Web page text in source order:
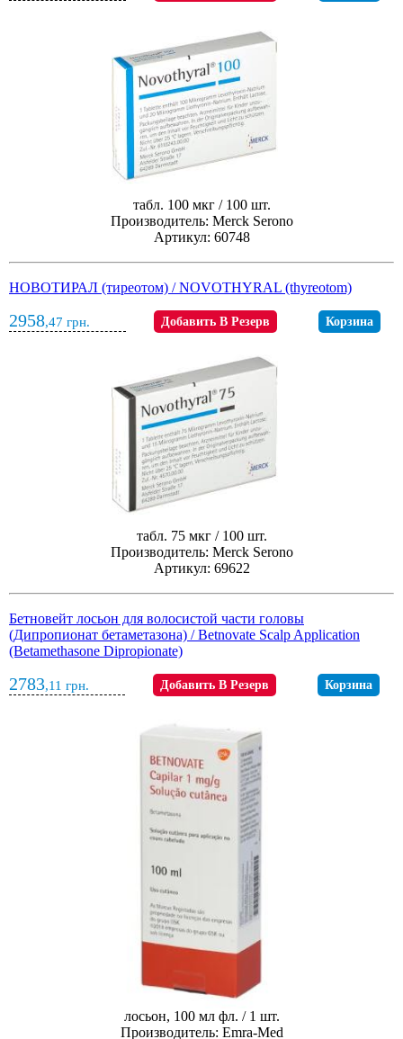
табл. 100 мкг / 100 шт.
Производитель: Merck Serono
Артикул: 60748
НОВОТИРАЛ (тиреотом) / NOVOTHYRAL (thyreotom)
2958,47 грн. Добавить В Резерв Корзина
табл. 75 мкг / 100 шт.
Производитель: Merck Serono
Артикул: 69622
Бетновейт лосьон для волосистой части головы
(Дипропионат бетаметазона) / Betnovate Scalp Application
(Betamethasone Dipropionate)
2783,11 грн. Добавить В Резерв Корзина
лосьон, 100 мл фл. / 1 шт.
Производитель: Emra-Med